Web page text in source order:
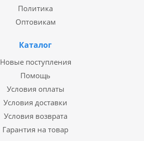
Политика
Оптовикам
Каталог
Новые поступления
Помощь
Условия оплаты
Условия доставки
Условия возврата
Гарантия на товар